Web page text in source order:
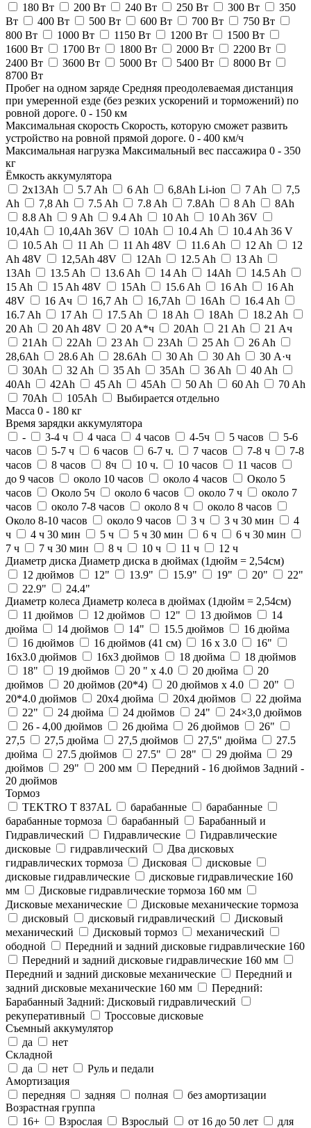
180 Вт
200 Вт 240 Вт 250 Вт 300 Вт
350
Вт
400 Вт 500 Вт 600 Вт 700 Вт
750 Вт
800 Вт
1000 Вт 1150 Вт 1200 Вт
1500 Вт
1600 Вт
1700 Вт 1800 Вт 2000 Вт
2200 Вт
2400 Вт
3600 Вт 5000 Вт 5400 Вт
8000 Вт
8700 Вт
Пробег на одном заряде Средняя преодолеваемая дистанция
при умеренной езде (без резких ускорений и торможений) по
ровной дороге. 0 - 150 км
Максимальная скорость Скорость, которую сможет развить
устройство на ровной прямой дороге. 0 - 400 км/ч
Максимальная нагрузка Максимальный вес пассажира 0 - 350
кг
Ёмкость аккумулятора
2x13Ah
5.7 Ah 6 Ah 6,8Ah Li-ion 7 Ah
7,5
Ah
7,8 Ah 7.5 Ah 7.8 Ah 7.8Ah 8 Ah
8Ah
8.8 Ah
9 Ah 9.4 Ah 10 Ah
10 Ah 36V
10,4Ah
10,4Ah 36V 10Ah 10.4 Ah
10.4 Ah 36 V
10.5 Ah
11 Ah 11 Ah 48V 11.6 Ah 12 Ah
12
Ah 48V
12,5Ah 48V 12Ah 12.5 Ah
13 Ah
13Ah
13.5 Ah 13.6 Ah 14 Ah 14Ah
14.5 Ah
15 Ah
15 Ah 48V 15Ah 15.6 Ah 16 Ah
16 Ah
48V
16 Ач 16,7 Ah 16,7Ah 16Ah
16.4 Ah
16.7 Ah
17 Ah 17.5 Ah 18 Ah 18Ah
18.2 Ah
20 Ah
20 Ah 48V 20 А*ч 20Ah 21 Ah
21 Ач
21Ah
22Ah 23 Ah 23Ah 25 Ah
26 Ah
28,6Ah
28.6 Ah 28.6Ah 30 Ah 30 Аh
30 А·ч
30Ah
32 Ah 35 Ah 35Ah 36 Ah
40 Ah
40Ah
42Ah 45 Ah 45Ah 50 Ah 60 Ah
70 Ah
70Ah
105Ah
Выбирается отдельно
Масса 0 - 180 кг
Время зарядки аккумулятора
-
3-4 ч 4 часа 4 часов 4-5ч 5 часов
5-6
часов
5-7 ч 6 часов 6-7 ч. 7 часов 7-8 ч
7-8
часов
8 часов 8ч 10 ч. 10 часов
11 часов
до 9 часов
около 10 часов около 4 часов
Около 5
часов
Около 5ч около 6 часов около 7 ч
около 7
часов
около 7-8 часов около 8 ч
около 8 часов
Около 8-10 часов
около 9 часов 3 ч 3 ч 30 мин
4
ч
4 ч 30 мин 5 ч 5 ч 30 мин 6 ч
6 ч 30 мин
7 ч
7 ч 30 мин 8 ч 10 ч 11 ч
12 ч
Диаметр диска Диаметр диска в дюймах (1дюйм = 2,54см)
12 дюймов
12" 13.9" 15.9" 19" 20"
22"
22.9"
24.4"
Диаметр колеса Диаметр колеса в дюймах (1дюйм = 2,54см)
11 дюймов
12 дюймов 12" 13 дюймов
14
дюйма
14 дюймов 14" 15.5 дюймов
16 дюйма
16 дюймов
16 дюймов (41 см) 16 х 3.0
16"
16x3.0 дюймов
16х3 дюймов 18 дюйма
18 дюймов
18"
19 дюймов 20 " x 4.0 20 дюйма
20
дюймов
20 дюймов (20*4) 20 дюймов х 4.0
20"
20*4.0 дюймов
20x4 дюйма 20x4 дюймов
22 дюйма
22"
24 дюйма 24 дюймов 24"
24×3,0 дюймов
26 - 4,00 дюймов
26 дюйма 26 дюймов
26"
27,5
27,5 дюйма 27,5 дюймов 27,5" дюйма
27.5
дюйма
27.5 дюймов 27.5" 28" 29 дюйма
29
дюймов
29" 200 мм
Передний - 16 дюймов Задний -
20 дюймов
Тормоз
TEKTRO T 837AL
барабанныe
барабанные
барабанные тормоза
барабанный
Барабанный и
Гидравлический
Гидравлические
Гидравлические
дисковые
гидравлический
Два дисковых
гидравлических тормоза
Дисковая
дисковые
дисковые гидравлические
дисковые гидравлические 160
мм
Дисковые гидравлические тормоза 160 мм
Дисковые механические
Дисковые механические тормоза
дисковый
дисковый гидравлический
Дисковый
механический
Дисковый тормоз
механический
ободной
Передний и задний дисковые гидравлические 160
Передний и задний дисковые гидравлические 160 мм
Передний и задний дисковые механические
Передний и
задний дисковые механические 160 мм
Передний:
Барабанный Задний: Дисковый гидравлический
рекуперативный
Троссовые дисковые
Съемный аккумулятор
да
нет
Складной
да
нет
Руль и педали
Амортизация
передняя
задняя полная
без амортизации
Возрастная группа
16+
Взрослая Взрослый от 16 до 50 лет
для